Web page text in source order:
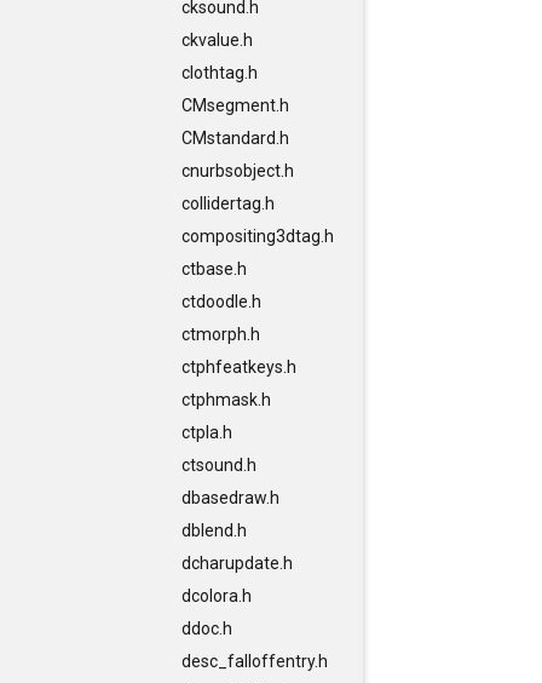
cksound.h
ckvalue.h
clothtag.h
CMsegment.h
CMstandard.h
cnurbsobject.h
collidertag.h
compositing3dtag.h
ctbase.h
ctdoodle.h
ctmorph.h
ctphfeatkeys.h
ctphmask.h
ctpla.h
ctsound.h
dbasedraw.h
dblend.h
dcharupdate.h
dcolora.h
ddoc.h
desc_falloffentry.h